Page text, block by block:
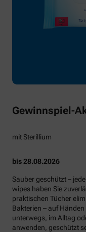
Gewinnspiel-
mit Sterillium
bis 28.08.2026
Sauber geschützt –
wipes haben Sie
praktischen Tücher
Bakterien – auf
unterwegs, im Alltag
anwenden, geschützt